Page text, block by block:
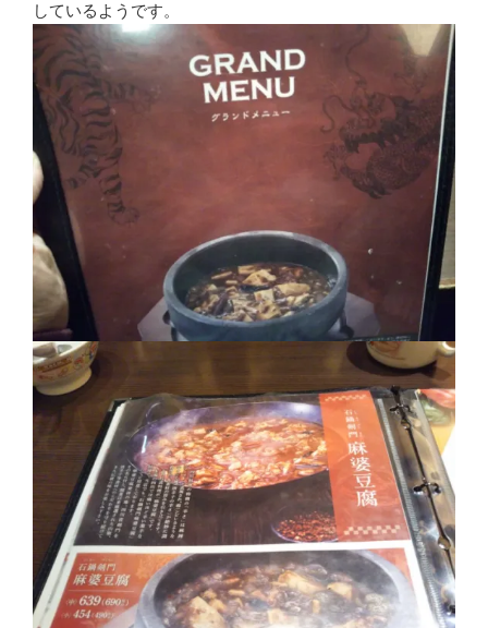
しているようです。